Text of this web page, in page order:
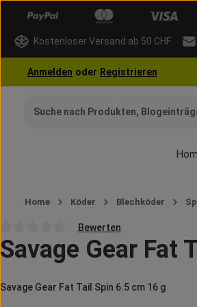
Hauptinhalt springen
Zur Suche springen
Zur Hauptnavigation springen
Kostenloser Versand ab 50 CHF
Anmelden oder Registrieren
Home Köder Blechköder
Durchschnittliche Bewertung von 0 von 5
Bewerten
Savage Gear Fat
Savage Gear Fat Tail Spin 6.5 cm 16 g